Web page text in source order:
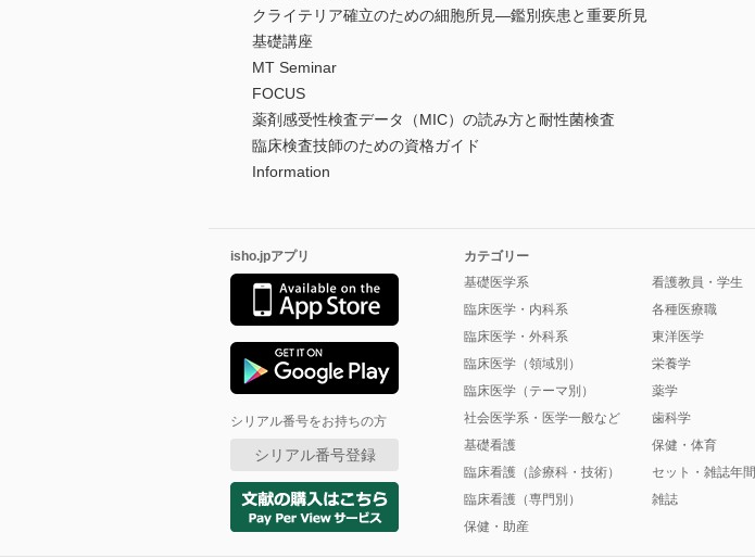
クライテリア確立のための細胞所見―鑑別疾患と重要所見
基礎講座
MT Seminar
FOCUS
薬剤感受性検査データ（MIC）の読み方と耐性菌検査
臨床検査技師のための資格ガイド
Information
isho.jpアプリ
シリアル番号をお持ちの方
シリアル番号登録
カテゴリー
基礎医学系
臨床医学・内科系
臨床医学・外科系
臨床医学（領域別）
臨床医学（テーマ別）
社会医学系・医学一般など
基礎看護
臨床看護（診療科・技術）
臨床看護（専門別）
保健・助産
看護教員・学生
各種医療職
東洋医学
栄養学
薬学
歯科学
保健・体育
セット・雑誌年
雑誌